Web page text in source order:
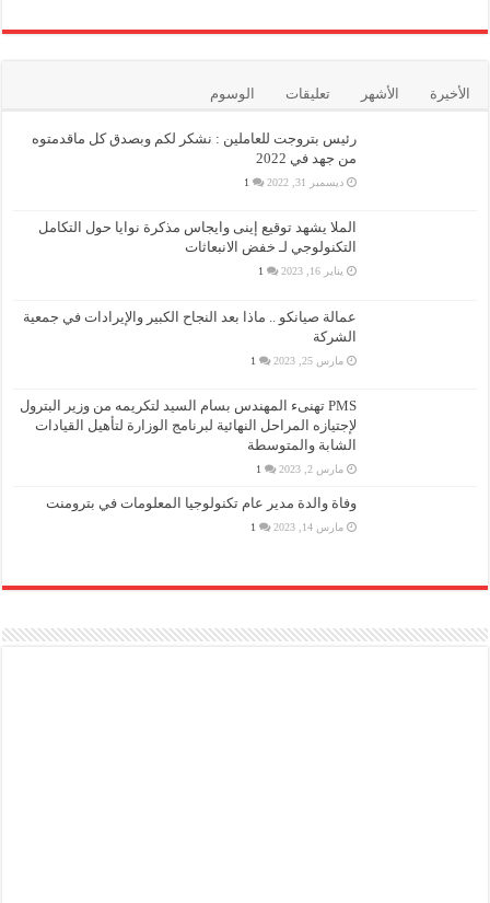
الأخيرة الأشهر تعليقات الوسوم
رئيس بتروجت للعاملين : نشكر لكم وبصدق كل ماقدمتوه
من جهد في 2022
ديسمبر 31, 2022 1
الملا يشهد توقيع إينى وايجاس مذكرة نوايا حول التكامل
التكنولوجي لـ خفض الانبعاثات
يناير 16, 2023 1
عمالة صيانكو .. ماذا بعد النجاح الكبير والإيرادات في جمعية
الشركة
مارس 25, 2023 1
PMS تهنىء المهندس بسام السيد لتكريمه من وزير البترول
لإجتيازه المراحل النهائية لبرنامج الوزارة لتأهيل القيادات
الشابة والمتوسطة
مارس 2, 2023 1
وفاة والدة مدير عام تكنولوجيا المعلومات في بترومنت
مارس 14, 2023 1